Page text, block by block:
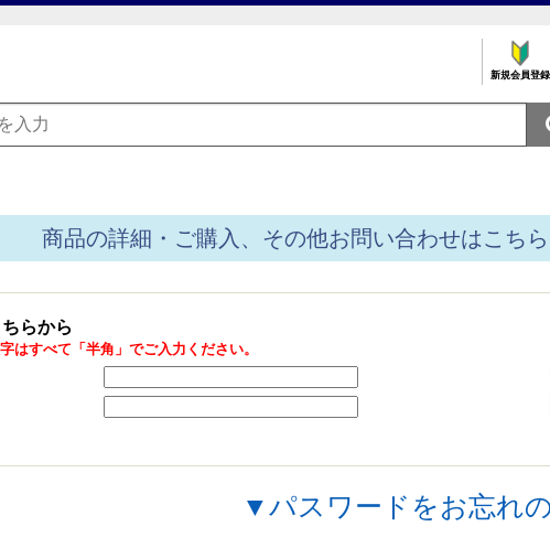
新規会員登録
商品の詳細・ご購入、その他お問い合わせはこちら
らから
はすべて「半角」でご入力ください。
▼パスワードをお忘れ